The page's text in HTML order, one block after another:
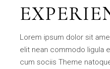
Lorem ipsum dolor sit
elit nean commodo ligula
cum sociis Theme